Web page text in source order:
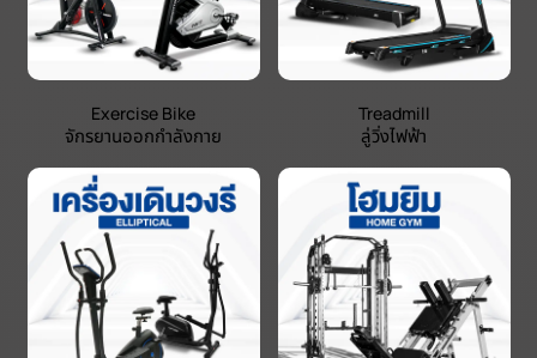
Exercise Bike
จักรยานออกกำลังกาย
Treadmill
ลู่วิ่งไฟฟ้า